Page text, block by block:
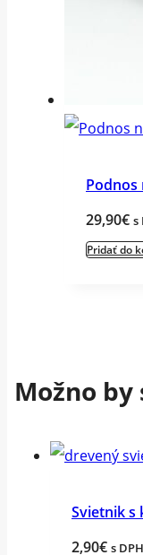
29,90€ s
Pridať do
Možno
Svietnik s
2,90€ s DPH